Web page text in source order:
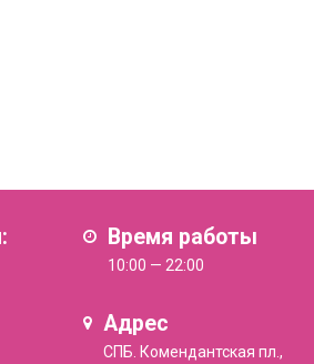
Время работы
10:00 — 22:00
Адрес
СПБ. Комендантская пл.,